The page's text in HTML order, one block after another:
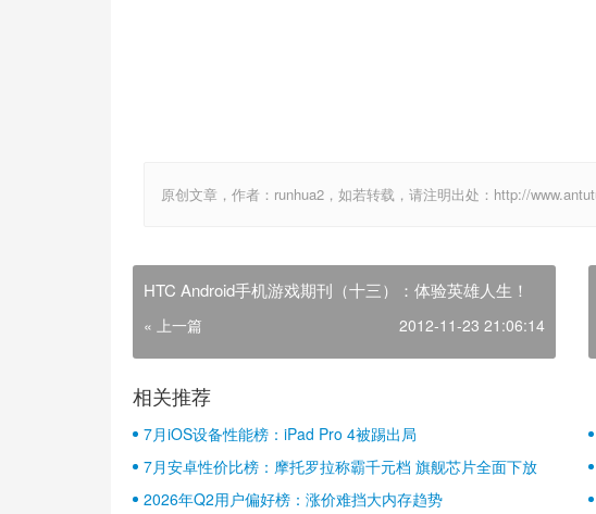
原创文章，作者：runhua2，如若转载，请注明出处：http://
HTC Android手机游戏期刊（十三）：体验英雄人生！
« 上一篇 2012-11-23 21:06:14
相关推荐
7月iOS设备性能榜：iPad Pro 4被踢出局
7月安卓性价比榜：摩托罗拉称霸千元档 旗舰芯片全面下放
2026年Q2用户偏好榜：涨价难挡大内存趋势